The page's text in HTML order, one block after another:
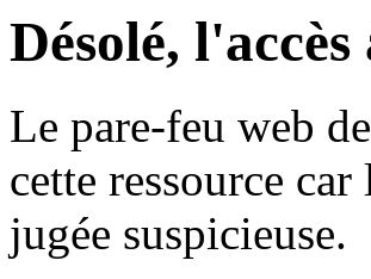
Désolé,
Le pare-feu web
cette ressource
jugée suspicieuse.